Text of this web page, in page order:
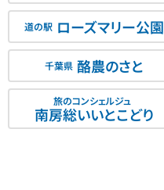
道の駅 ローズマリー公園
千葉県 酪農のさと
旅のコンシェルジュ
南房総いいとこどり